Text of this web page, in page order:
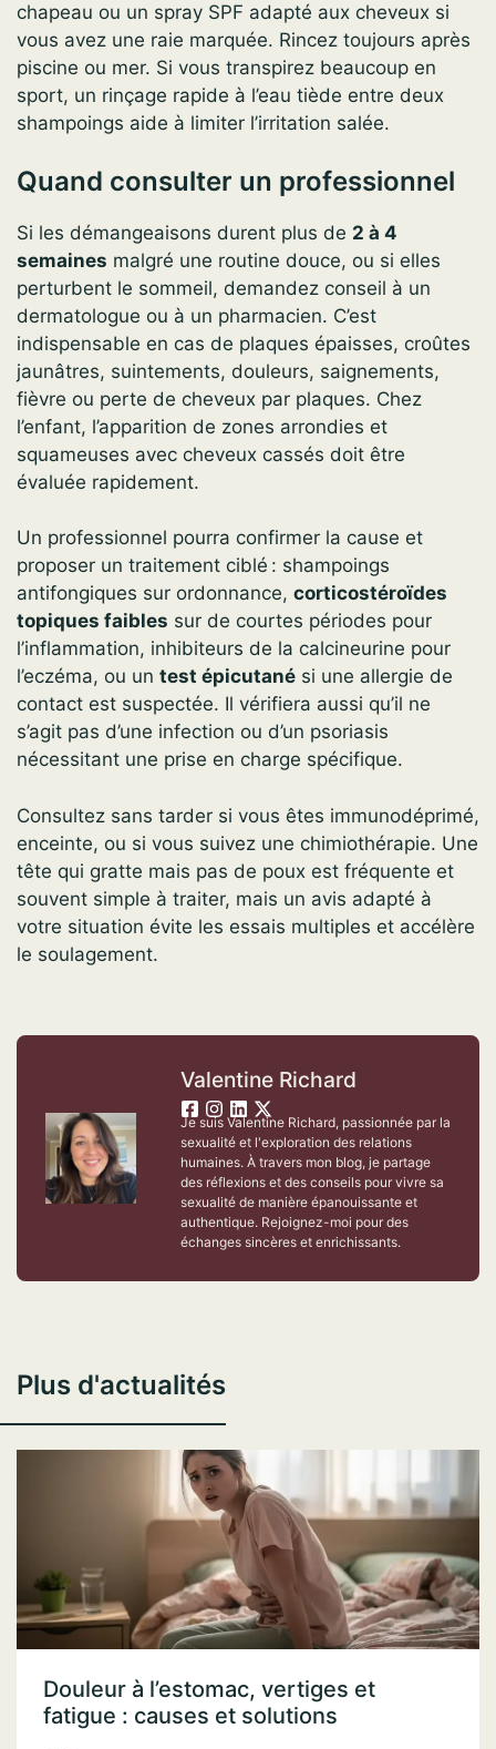
chapeau ou un spray SPF adapté aux cheveux si
vous avez une raie marquée. Rincez toujours après
piscine ou mer. Si vous transpirez beaucoup en
sport, un rinçage rapide à l’eau tiède entre deux
shampoings aide à limiter l’irritation salée.
Quand consulter un professionnel
Si les démangeaisons durent plus de 2 à 4
semaines malgré une routine douce, ou si elles
perturbent le sommeil, demandez conseil à un
dermatologue ou à un pharmacien. C’est
indispensable en cas de plaques épaisses, croûtes
jaunâtres, suintements, douleurs, saignements,
fièvre ou perte de cheveux par plaques. Chez
l’enfant, l’apparition de zones arrondies et
squameuses avec cheveux cassés doit être
évaluée rapidement.
Un professionnel pourra confirmer la cause et
proposer un traitement ciblé : shampoings
antifongiques sur ordonnance, corticostéroïdes
topiques faibles sur de courtes périodes pour
l’inflammation, inhibiteurs de la calcineurine pour
l’eczéma, ou un test épicutané si une allergie de
contact est suspectée. Il vérifiera aussi qu’il ne
s’agit pas d’une infection ou d’un psoriasis
nécessitant une prise en charge spécifique.
Consultez sans tarder si vous êtes immunodéprimé,
enceinte, ou si vous suivez une chimiothérapie. Une
tête qui gratte mais pas de poux est fréquente et
souvent simple à traiter, mais un avis adapté à
votre situation évite les essais multiples et accélère
le soulagement.
Valentine Richard
Je suis Valentine Richard, passionnée par la
sexualité et l'exploration des relations
humaines. À travers mon blog, je partage
des réflexions et des conseils pour vivre sa
sexualité de manière épanouissante et
authentique. Rejoignez-moi pour des
échanges sincères et enrichissants.
Plus d'actualités
Douleur à l’estomac, vertiges et
fatigue : causes et solutions